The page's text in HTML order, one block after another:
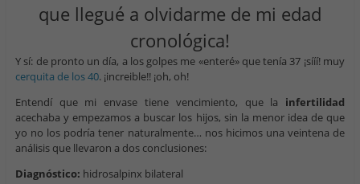
que llegué a olvidarme de mi edad
cronológica!
Y sí: de pronto un día, a los golpes me «enteré» que tenía 37 ¡sííí! muy
cerquita de los 40. ¡increible!! ¡oh, oh!
Entendí que mi envase tiene vencimiento, que la infertilidad
acechaba y empezamos a buscar los hijos, sin la menor idea de que
yo no los podría tener naturalmente… nos hicimos una veintena de
análisis que llevaron a dos conclusiones:
Diagnóstico: hidrosalpinx bilateral